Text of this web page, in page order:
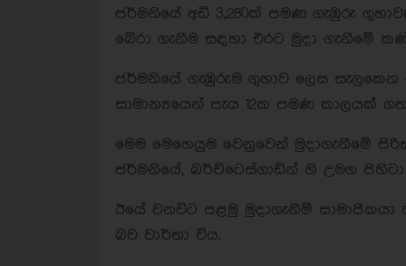
ජර්මනියේ අඩි 3,280ක් පමණ ගැඹුරු
බේරා ගැනීම සඳහා එරට මුදා ගැනීමේ
ජර්මනියේ ගැඹුරුම ගුහාව ලෙස
සාමාන්‍යයෙන් පැය 12ක පමණ කාලයක්
මෙම මෙහෙයුම වෙනුවෙන් මුදාගැනීමේ
ජර්මනියේ, බර්ච්ටෙස්ගාඩ්න් හි උමග
ඊයේ වනවිට පළමු මුදාගැනීම්
බව වාර්තා විය.